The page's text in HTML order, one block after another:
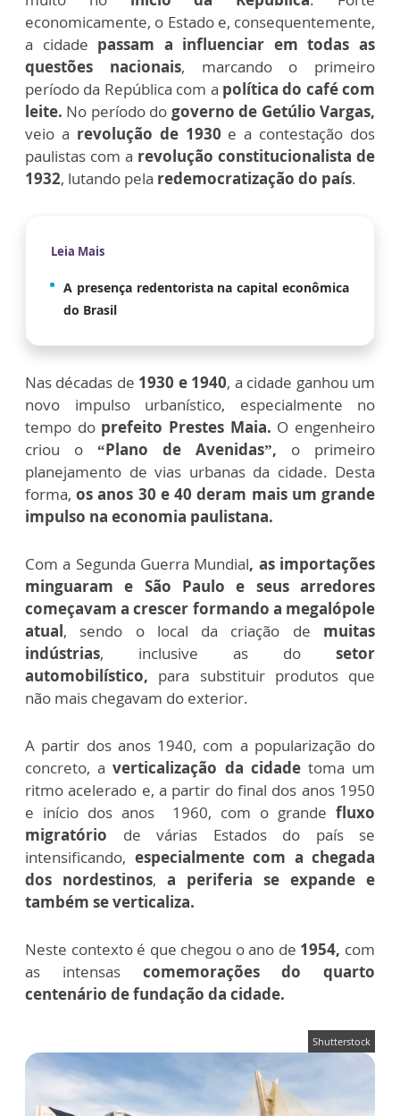
economicamente, o Estado e, consequentemente,
a cidade passam a influenciar em todas as
questões nacionais, marcando o primeiro
período da República com a política do café com
leite. No período do governo de Getúlio Vargas,
veio a revolução de 1930 e a contestação dos
paulistas com a revolução constitucionalista de
1932, lutando pela redemocratização do país.
Leia Mais
A presença redentorista na capital econômica
do Brasil
Nas décadas de 1930 e 1940, a cidade ganhou um
novo impulso urbanístico, especialmente no
tempo doprefeito Prestes Maia. O engenheiro
criou o “Plano de Avenidas”, o primeiro
planejamento de vias urbanas da cidade. Desta
forma, os anos 30 e 40 deram mais um grande
impulso na economia paulistana.
Com a Segunda Guerra Mundial, as importações
minguaram e São Paulo e seus arredores
começavam a crescer formando a megalópole
atual, sendo o local da criação de muitas
indústrias, inclusive as do setor
automobilístico, para substituir produtos que
não mais chegavam do exterior.
A partir dos anos 1940, com a popularização do
concreto, averticalização da cidadetoma um
ritmo acelerado e, a partir do final dos anos 1950
e início dos anos 1960, com o grande fluxo
migratório de várias Estados do país se
intensificando, especialmente com a chegada
dos nordestinos, a periferia se expande e
também se verticaliza.
Neste contexto é que chegou o ano de 1954, com
as intensas comemorações do quarto
centenário de fundação da cidade.
Shutterstock